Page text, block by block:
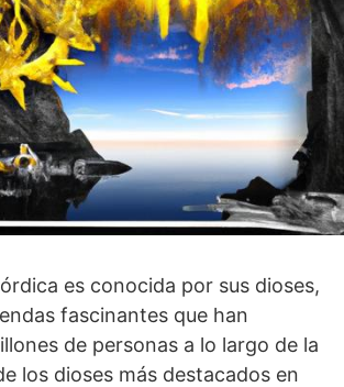
es ‌conocida por sus dioses,
fascinantes que han
de personas a ‍lo largo ‌de la
los dioses más destacados en